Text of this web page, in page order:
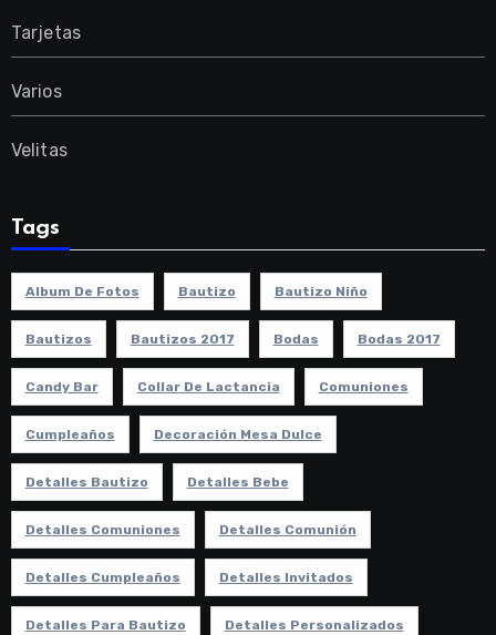
Tarjetas
Varios
Velitas
Tags
Album De Fotos Bautizo Bautizo Niño
Bautizos Bautizos 2017 Bodas Bodas 2017
Candy Bar Collar De Lactancia Comuniones
Cumpleaños Decoración Mesa Dulce
Detalles Bautizo Detalles Bebe
Detalles Comuniones Detalles Comunión
Detalles Cumpleaños Detalles Invitados
Detalles Para Bautizo Detalles Personalizados